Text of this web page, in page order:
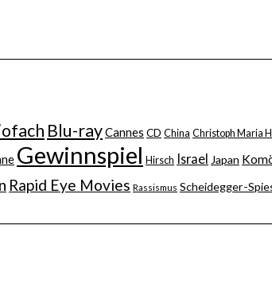
Blu-rayCannes CD China Christoph Maria
Gewinnspiel Hirsch Israel Japan
Rapid Eye Movies Rassismus Scheidegger-